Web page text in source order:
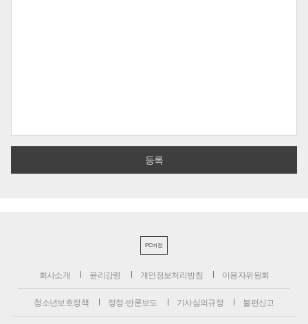
PC버전
회사소개 윤리강령 개인정보처리방침 이용자위원회
청소년보호정책 정정·반론보도 기사심의규정 불편신고